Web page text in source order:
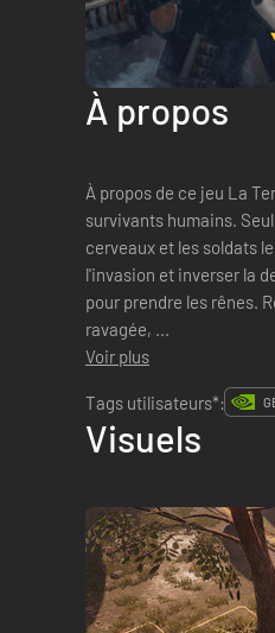
À propos
À propos de ce jeu La Terre a été envahie. Un ennemi extraterrestre mutant menace les derniers
survivants humains.
cerveaux et les soldats
l'invasion et inverser la
pour prendre les rênes.
ravagée, ...
Voir plus
Tags utilisateurs*:
Visuels